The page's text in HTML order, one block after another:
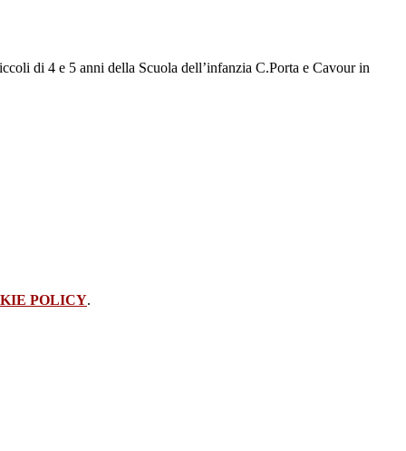
di 4 e 5 anni della Scuola dell’infanzia C.Porta e Cavour in
POLICY.